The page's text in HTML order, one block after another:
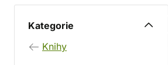
Kategorie
Knihy